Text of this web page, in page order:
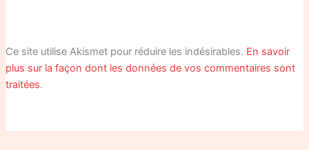
Ce site utilise Akismet pour réduire les indésirables. En savoir
plus sur la façon dont les données de vos commentaires sont
traitées.